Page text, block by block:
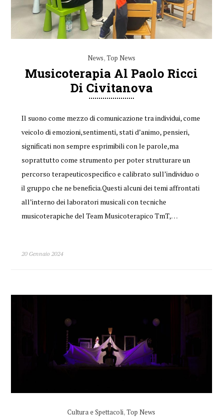
News,Top News
Musicoterapia Al Paolo Ricci
Di Civitanova
Il suono come mezzo di comunicazione tra individui, come
veicolo di emozioni,sentimenti, stati d’animo, pensieri,
significati non sempre esprimibili con le parole,ma
soprattutto come strumento per poter strutturare un
percorso terapeuticospecifico e calibrato sull’individuo o
il gruppo che ne beneficia.Questi alcuni dei temi affrontati
all’interno dei laboratori musicali con tecniche
musicoterapiche del Team Musicoterapico TmT,…
20 Gennaio 2024
Cultura e Spettacoli,Top News